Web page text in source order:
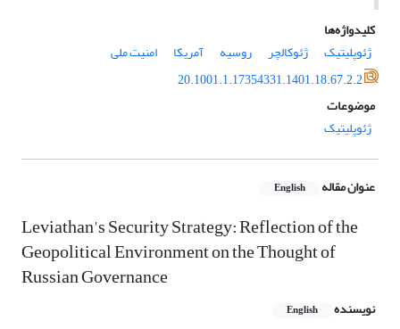
کلیدواژه‌ها
ژئوپلیتیک
ژئوکالچر روسیه آمریکا
امنیت ملی
20.1001.1.17354331.1401.18.67.2.2
موضوعات
ژئوپلیتیک
عنوان مقاله English
Leviathan's Security Strategy: Reflection of the
Geopolitical Environment on the Thought of
Russian Governance
نویسنده English